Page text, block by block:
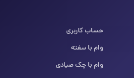
حساب کاربری
وام با سفته
وام با چک صیادی